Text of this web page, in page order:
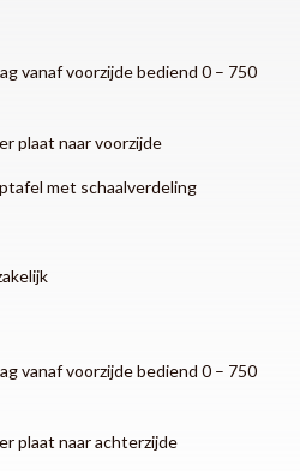
vanaf voorzijde bediend 0 – 750
plaat naar voorzijde
met schaalverdeling
vanaf voorzijde bediend 0 – 750
plaat naar achterzijde